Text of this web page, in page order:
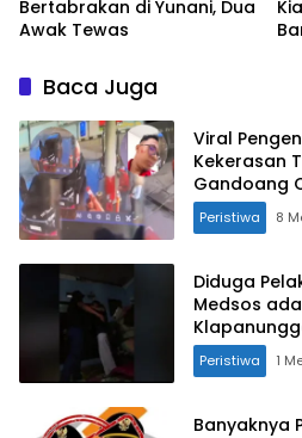
Bertabrakan di Yunani, Dua
Awak Tewas
Baca Juga
Viral
Kekerasan
Gandoang
Masih
Peristiwa 8
Diduga
Medsos
Menunggu
Peristiwa 1
Banyaknya